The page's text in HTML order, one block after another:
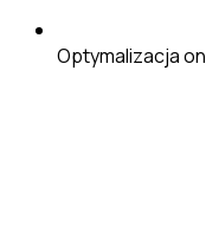
Optymalizacja